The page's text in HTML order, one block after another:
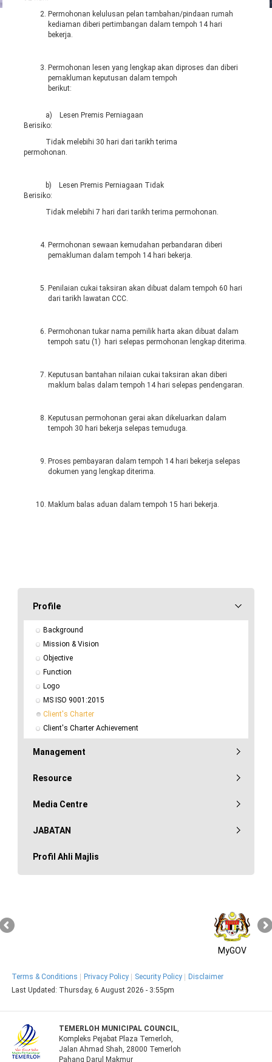
Permohonan kelulusan pelan tambahan/pindaan rumah
kediaman diberi pertimbangan dalam tempoh 14 hari
bekerja.
Permohonan lesen yang lengkap akan diproses dan diberi
pemakluman keputusan dalam tempoh
a) Lesen Premis Perniagaan
Berisiko:
Tidak melebihi 30 hari dari tarikh terima
permohonan.
b) Lesen Premis Perniagaan Tidak
Berisiko:
Tidak melebihi 7 hari dari tarikh terima permohonan.
Permohonan sewaan kemudahan perbandaran diberi
pemakluman dalam tempoh 14 hari bekerja.
Penilaian cukai taksiran akan dibuat dalam tempoh 60 hari
dari tarikh lawatan CCC.
Permohonan tukar nama pemilik harta akan dibuat dalam
tempoh satu (1) hari selepas permohonan lengkap diterima.
Keputusan bantahan nilaian cukai taksiran akan diberi
maklum balas dalam tempoh 14 hari selepas pendengaran.
Keputusan permohonan gerai akan dikeluarkan dalam
tempoh 30 hari bekerja selepas temuduga.
Proses pembayaran dalam tempoh 14 hari bekerja selepas
dokumen yang lengkap diterima.
Maklum balas aduan dalam tempoh 15 hari bekerja.
Profile
Background
Mission & Vision
Objective
Function
Logo
MS ISO 9001:2015
Client's Charter
Client's Charter Achievement
Management
Resource
Media Centre
JABATAN
Profil Ahli Majlis
MyGOV
Terms & Conditions Privacy Policy Security Policy
Disclaimer
Last Updated: Thursday, 6 August 2026 - 3:55pm
TEMERLOH MUNICIPAL COUNCIL,
Kompleks Pejabat Plaza Temerloh,
Jalan Ahmad Shah, 28000 Temerloh
Pahang Darul Makmur